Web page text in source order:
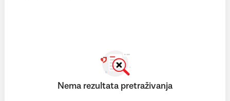
Nema rezultata pretraživanja